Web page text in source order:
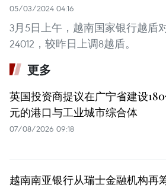
05/03/2024 04:16
3月5日上午，越南国家银行越盾
24012，较昨日上调8越盾。
更多
英国投资商提议在广宁省建设
元的港口与工业城市综合体
07/08/2026 09:18
越南南亚银行从瑞士金融机构再